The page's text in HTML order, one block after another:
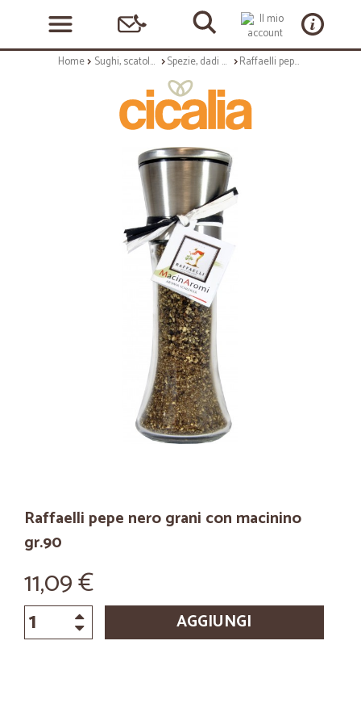
Home Sughi, scatolame e condimenti Spezie, dadi e insaporitori Raffaelli pepe nero grani con macinino gr.90
Raffaelli pepe nero grani con macinino
gr.90
11,09 €
AGGIUNGI